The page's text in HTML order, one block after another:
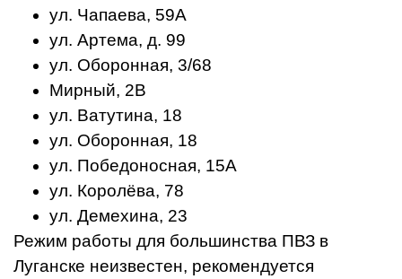
ул. Чапаева, 59А
ул. Артема, д. 99
ул. Оборонная, 3/68
Мирный, 2В
ул. Ватутина, 18
ул. Оборонная, 18
ул. Победоносная, 15А
ул. Королёва, 78
ул. Демехина, 23
Режим работы для большинства ПВЗ в
Луганске неизвестен, рекомендуется